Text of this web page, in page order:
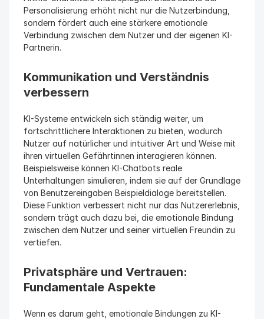
Personalisierung erhöht nicht nur die Nutzerbindung,
sondern fördert auch eine stärkere emotionale
Verbindung zwischen dem Nutzer und der eigenen KI-
Partnerin.
Kommunikation und Verständnis
verbessern
KI-Systeme entwickeln sich ständig weiter, um
fortschrittlichere Interaktionen zu bieten, wodurch
Nutzer auf natürlicher und intuitiver Art und Weise mit
ihren virtuellen Gefährtinnen interagieren können.
Beispielsweise können KI-Chatbots reale
Unterhaltungen simulieren, indem sie auf der Grundlage
von Benutzereingaben Beispieldialoge bereitstellen.
Diese Funktion verbessert nicht nur das Nutzererlebnis,
sondern trägt auch dazu bei, die emotionale Bindung
zwischen dem Nutzer und seiner virtuellen Freundin zu
vertiefen.
Privatsphäre und Vertrauen:
Fundamentale Aspekte
Wenn es darum geht, emotionale Bindungen zu KI-